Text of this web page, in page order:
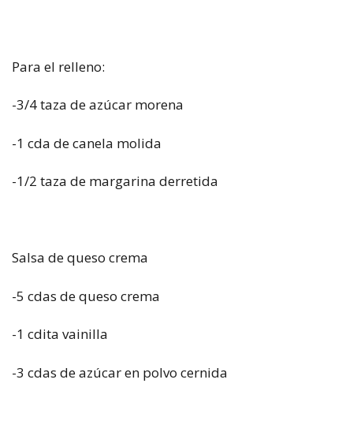
Para el relleno:
-3/4 taza de azúcar morena
-1 cda de canela molida
-1/2 taza de margarina derretida
Salsa de queso crema
-5 cdas de queso crema
-1 cdita vainilla
-3 cdas de azúcar en polvo cernida